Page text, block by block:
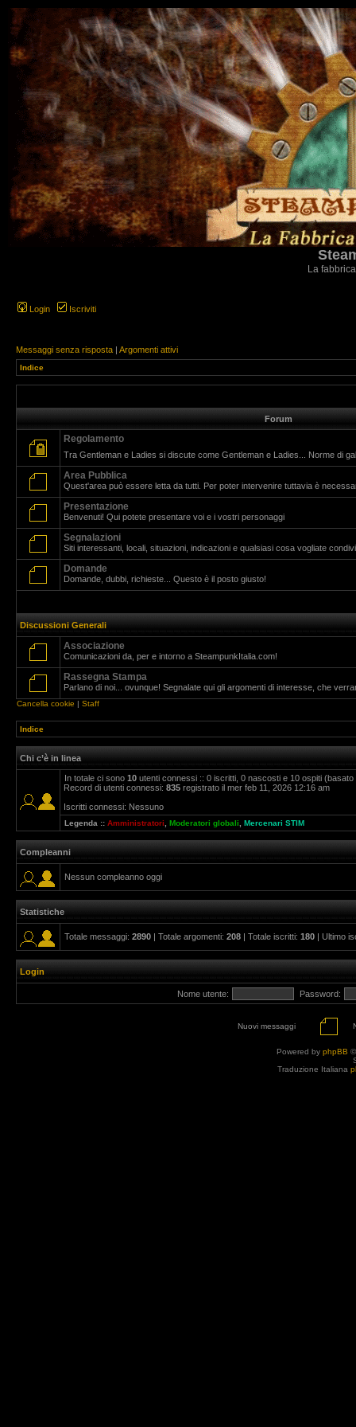
La
Login Iscriviti
Messaggi senza risposta | Argomenti attivi
Indice
Forum
Regolamento
Tra Gentleman e Ladies si discute come Gentleman e Ladies... Norme di
Area Pubblica
Quest'area può essere letta da tutti. Per poter intervenire tuttavia è
Presentazione
Benvenuti! Qui potete presentare voi e i vostri personaggi
Segnalazioni
Siti interessanti, locali, situazioni, indicazioni e qualsiasi cosa vogliate
Domande
Domande, dubbi, richieste... Questo è il posto giusto!
Discussioni Generali
Associazione
Comunicazioni da, per e intorno a SteampunkItalia.com!
Rassegna Stampa
Parlano di noi... ovunque! Segnalate qui gli argomenti di interesse, che
Cancella cookie | Staff
Indice
Chi c’è in linea
In totale ci sono 10 utenti connessi :: 0 iscritti, 0 nascosti e 10 ospiti (basato
Record di utenti connessi: 835 registrato il mer feb 11, 2026 12:16 am
Iscritti connessi: Nessuno
Legenda :: Amministratori Moderatori globali Mercenari STIM
Compleanni
Nessun compleanno oggi
Statistiche
Totale messaggi: 2890 | Totale argomenti: 208 | Totale iscritti: 180 | Ultimo
Login
Nome utente: Password:
Nuovi messaggi
Powered by phpBB
Traduzione Italiana